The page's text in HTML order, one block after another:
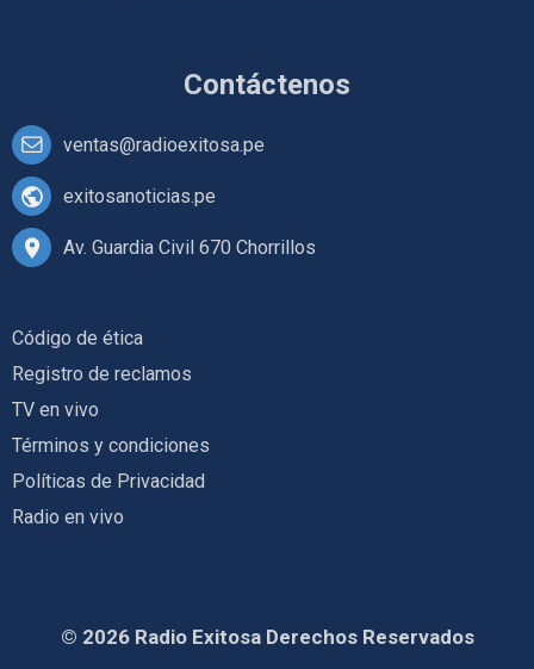
Contáctenos
ventas@radioexitosa.pe
exitosanoticias.pe
Av. Guardia Civil 670 Chorrillos
Código de ética
Registro de reclamos
TV en vivo
Términos y condiciones
Políticas de Privacidad
Radio en vivo
© 2026 Radio Exitosa Derechos Reservados